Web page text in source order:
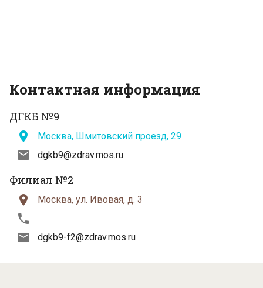
Контактная информация
ДГКБ №9
Москва, Шмитовский проезд, 29
dgkb9@zdrav.mos.ru
Филиал №2
Москва, ул. Ивовая, д. 3
dgkb9-f2@zdrav.mos.ru